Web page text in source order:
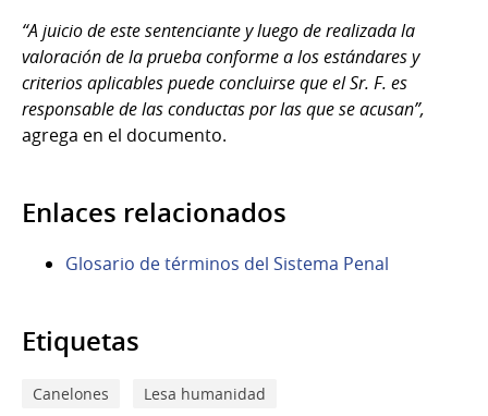
“A juicio de este sentenciante y luego de realizada la
valoración de la prueba conforme a los estándares y
criterios aplicables puede concluirse que el Sr. F. es
responsable de las conductas por las que se acusan”,
agrega en el documento.
Enlaces relacionados
Glosario de términos del Sistema Penal
Etiquetas
Canelones Lesa humanidad